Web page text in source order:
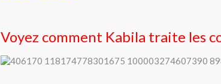
Voyez comment Kabila traite les